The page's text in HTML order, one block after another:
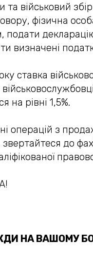
та військовий
фізична
подати
визначені
ставка
на рівні 1,5%.
операцій з
звертайтеся до
НА ВАШОМУ